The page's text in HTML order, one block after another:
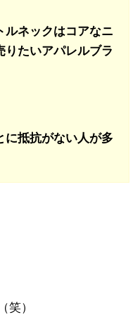
ルネックはコアなニ
りたいアパレルブラ
に抵抗がない人が多
笑）